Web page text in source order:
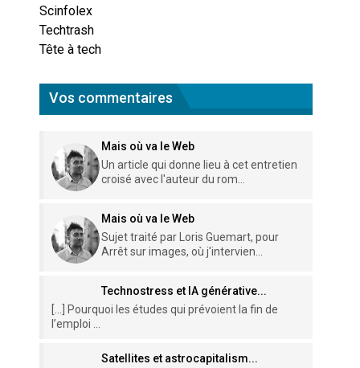
Scinfolex
Techtrash
Tête à tech
Vos commentaires
Mais où va le Web
Un article qui donne lieu à cet entretien
croisé avec l'auteur du rom...
Mais où va le Web
Sujet traité par Loris Guemart, pour
Arrêt sur images, où j'intervien...
Technostress et IA générative...
[…] Pourquoi les études qui prévoient la fin de
l’emploi ...
Satellites et astrocapitalism...